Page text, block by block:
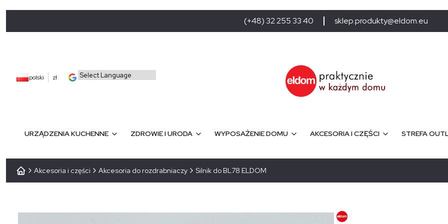
(+48) 32 255 33 40 sklep.produkty@eldom.eu
polski zł
URZĄDZENIA KUCHENNE ZDROWIE I URODA WYPOSAŻENIE DOMU AKCESORIA I CZĘŚCI STREFA
Akcesoria i części Akcesoria do rozdrabniaczy Silnik do BL78 ELDOM